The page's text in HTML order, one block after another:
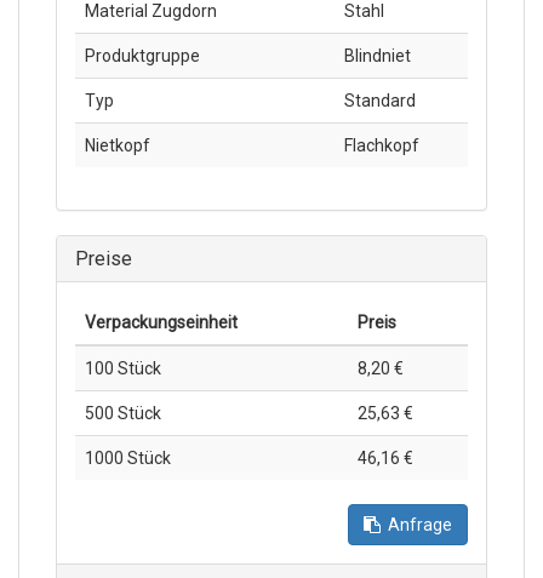
Material Zugdorn Stahl
Produktgruppe Blindniet
Typ Standard
Nietkopf Flachkopf
Preise
Verpackungs­einheit Preis
100 Stück 8,20 €
500 Stück 25,63 €
1000 Stück 46,16 €
Anfrage